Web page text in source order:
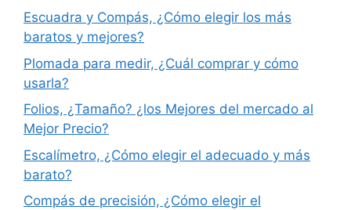
Escuadra y Compás, ¿Cómo elegir los más
baratos y mejores?
Plomada para medir, ¿Cuál comprar y cómo
usarla?
Folios, ¿Tamaño? ¿los Mejores del mercado al
Mejor Precio?
Escalímetro, ¿Cómo elegir el adecuado y más
barato?
Compás de precisión, ¿Cómo elegir el